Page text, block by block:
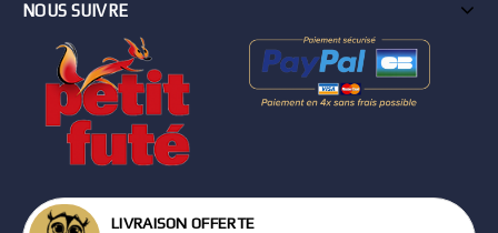
NOUS SUIVRE
LIVRAISON OFFERTE